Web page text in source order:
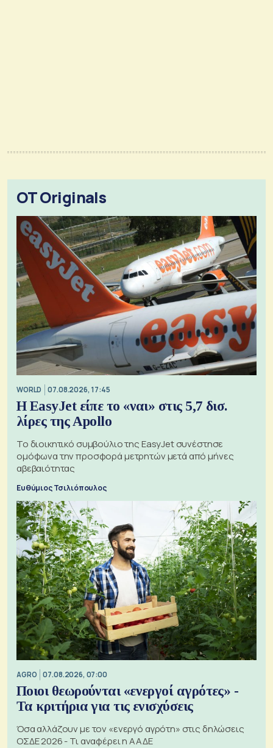
OT Originals
WORLD 07.08.2026, 17:45
Η EasyJet είπε το «ναι» στις 5,7 δισ.
λίρες της Apollo
Το διοικητικό συμβούλιο της EasyJet συνέστησε
ομόφωνα την προσφορά μετρητών μετά από μήνες
αβεβαιότητας
Ευθύμιος Τσιλιόπουλος
AGRO 07.08.2026, 07:00
Ποιοι θεωρούνται «ενεργοί αγρότες» -
Τα κριτήρια για τις ενισχύσεις
Όσα αλλάζουν με τον «ενεργό αγρότη» στις δηλώσεις
ΟΣΔΕ 2026 - Τι αναφέρει η ΑΑΔΕ